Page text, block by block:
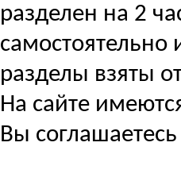
разделен на 2
самостоятельно
разделы взяты
На сайте
Вы